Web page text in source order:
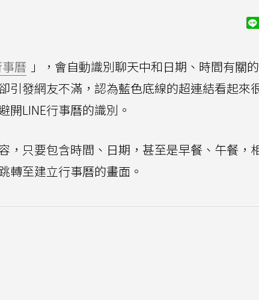
曆 」，會自動識別聊天中和日期、時間有關
引發網友不滿，認為藍色底線的超連結看起來
開LINE行事曆的識別。
，只要包含時間、日期，甚至是早餐、午餐，
轉至建立行事曆的畫面。